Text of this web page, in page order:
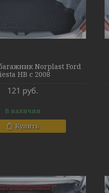
Norplast Ford
HB с 2008
121 руб.
В наличии
Купить